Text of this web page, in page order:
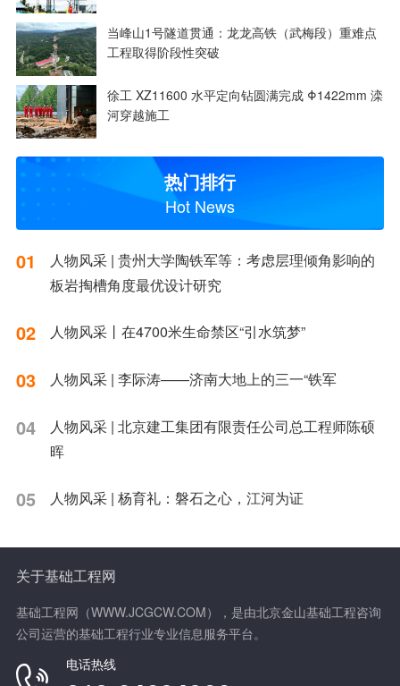
当峰山1号隧道贯通：龙龙高铁（武梅段）重难点
工程取得阶段性突破
徐工 XZ11600 水平定向钻圆满完成 Φ1422mm 滦
河穿越施工
热门排行
Hot News
01
人物风采 | 贵州大学陶铁军等：考虑层理倾角影响的
板岩掏槽角度最优设计研究
02 人物风采丨在4700米生命禁区“引水筑梦”
03 人物风采 | 李际涛——济南大地上的三一“铁军
04
人物风采 | 北京建工集团有限责任公司总工程师陈硕
晖
05 人物风采 | 杨育礼：磐石之心，江河为证
关于基础工程网
基础工程网（WWW.JCGCW.COM），是由北京金山基础工程咨询
公司运营的基础工程行业专业信息服务平台。
电话热线